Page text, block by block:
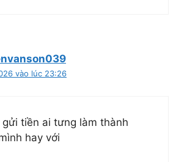
vào lúc 23:26
gửi tiền ai tưng làm thành
hay với